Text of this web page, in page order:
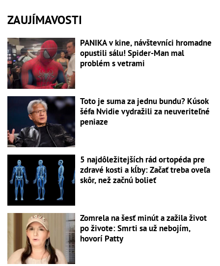
ZAUJÍMAVOSTI
PANIKA v kine, návštevníci hromadne
opustili sálu! Spider-Man mal
problém s vetrami
Toto je suma za jednu bundu? Kúsok
šéfa Nvidie vydražili za neuveriteľné
peniaze
5 najdôležitejších rád ortopéda pre
zdravé kosti a kĺby: Začať treba oveľa
skôr, než začnú bolieť
Zomrela na šesť minút a zažila život
po živote: Smrti sa už nebojím,
hovorí Patty